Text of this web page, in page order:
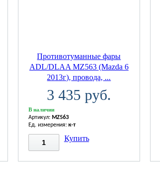
Противотуманные фары
ADL/DLAA MZ563 (Mazda 6
2013г), провода, ...
3 435 руб.
В наличии
Артикул: MZ563
Ед. измерения: к-т
Купить